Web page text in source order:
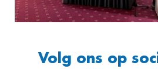
Volg ons op